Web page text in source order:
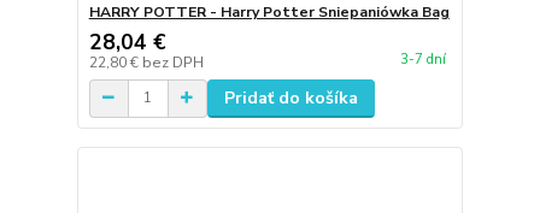
HARRY POTTER - Harry Potter Sniepaniówka Bag
28,04 €
22,80 € bez DPH 3-7 dní
Pridať do košíka